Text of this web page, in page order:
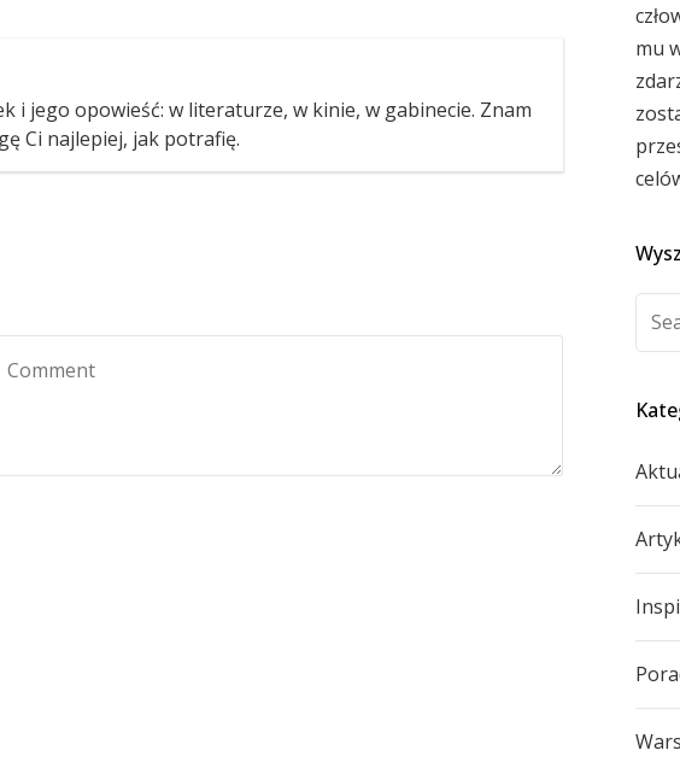
i jego opowieść: w literaturze, w kinie, w gabinecie. Znam
Ci najlepiej, jak potrafię.
mu